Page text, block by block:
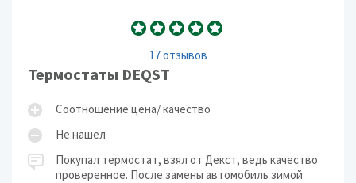
17 отзывов
Термостаты DEQST
Соотношение цена/ качество
Не нашел
Покупал термостат, взял от Декст, ведь качество
проверенное. После замены автомобиль зимой